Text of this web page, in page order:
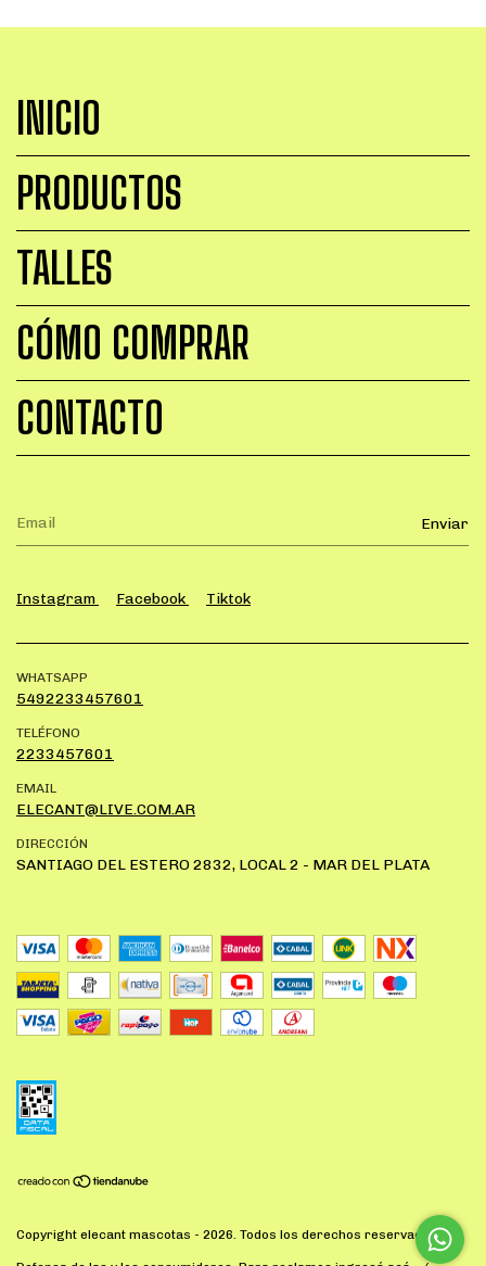
INICIO
PRODUCTOS
TALLES
CÓMO COMPRAR
CONTACTO
Instagram Facebook Tiktok
WHATSAPP
5492233457601
TELÉFONO
2233457601
EMAIL
ELECANT@LIVE.COM.AR
DIRECCIÓN
SANTIAGO DEL ESTERO 2832, LOCAL 2 - MAR DEL PLATA
Copyright elecant mascotas - 2026. Todos los derechos reservados.